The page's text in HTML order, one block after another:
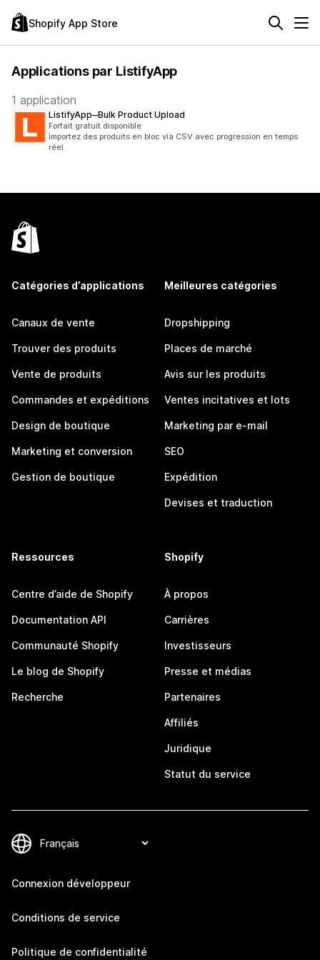
Shopify App Store
Applications par ListifyApp
1 application
ListifyApp‒Bulk Product Upload
Forfait gratuit disponible
Importez des produits en bloc via CSV avec progression en temps
réel.
Catégories d’applications
Canaux de vente
Trouver des produits
Vente de produits
Commandes et expéditions
Design de boutique
Marketing et conversion
Gestion de boutique
Meilleures catégories
Dropshipping
Places de marché
Avis sur les produits
Ventes incitatives et lots
Marketing par e-mail
SEO
Expédition
Devises et traduction
Ressources
Centre d’aide de Shopify
Documentation API
Communauté Shopify
Le blog de Shopify
Recherche
Shopify
À propos
Carrières
Investisseurs
Presse et médias
Partenaires
Affiliés
Juridique
Statut du service
Connexion développeur
Conditions de service
Politique de confidentialité